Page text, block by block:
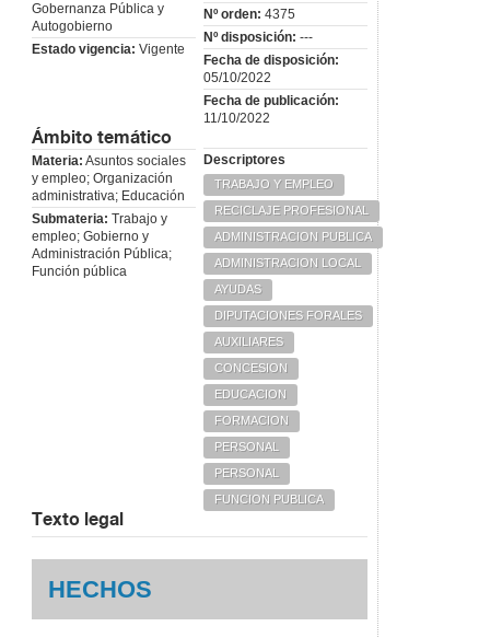
Gobernanza Pública y
Autogobierno
Estado vigencia: Vigente
Nº orden: 4375
Nº disposición: ---
Fecha de disposición:
05/10/2022
Fecha de publicación:
11/10/2022
Ámbito temático
Materia: Asuntos sociales
y empleo; Organización
administrativa; Educación
Submateria: Trabajo y
empleo; Gobierno y
Administración Pública;
Función pública
Descriptores
TRABAJO Y EMPLEO
RECICLAJE PROFESIONAL
ADMINISTRACION PUBLICA
ADMINISTRACION LOCAL
AYUDAS
DIPUTACIONES FORALES
AUXILIARES
CONCESION
EDUCACION
FORMACION
PERSONAL
PERSONAL
FUNCION PUBLICA
Texto legal
HECHOS